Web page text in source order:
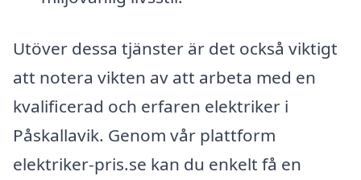
Utöver dessa tjänster är det också viktigt
att notera vikten av att arbeta med en
kvalificerad och erfaren elektriker i
Påskallavik. Genom vår plattform
elektriker-pris.se kan du enkelt få en